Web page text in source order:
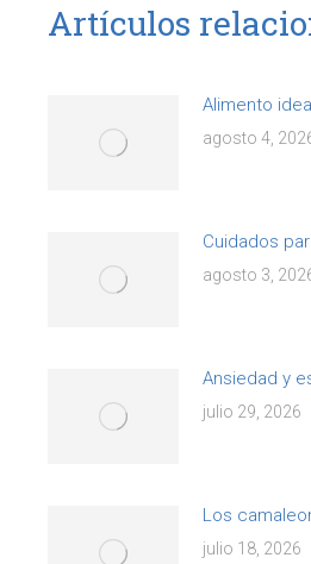
Artículos
Alimento
agosto 4,
Cuidados
agosto 3,
Ansiedad y
julio 29, 2026
Los
julio 18, 2026